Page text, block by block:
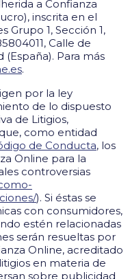
a Confianza
inscrita en el
Grupo 1, Sección 1,
Calle de
(España). Para más
.
por la ley
de lo dispuesto
de Litigios,
como entidad
de Conducta, los
Online para la
controversias
). Si éstas se
con consumidores,
estén relacionadas
serán resueltas por
Online, acreditado
en materia de
sobre publicidad